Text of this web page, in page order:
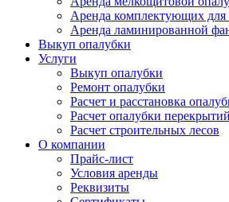
Аренда комплектующих для
Аренда ламинированной
Выкуп опалубки
Услуги
Выкуп опалубки
Ремонт опалубки
Расчет и расстановка
Расчет опалубки перекрытий
Расчет строительных лесов
О компании
Прайс-лист
Условия аренды
Реквизиты